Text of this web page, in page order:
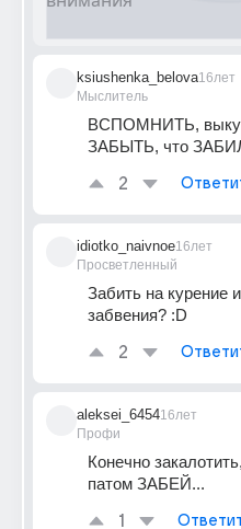
ksiushenka_belova
Мыслитель
16лет
ВСПОМНИТЬ,
ЗАБЫТЬ, что
2
idiotko_naivnoe
Просветленный
16лет
Забить на курение
забвения? :D
2
aleksei_6454
Профи
16лет
Конечно
патом ЗАБЕЙ...
1